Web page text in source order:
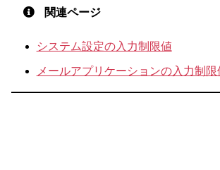
関連ページ
システム設定の入力制限値
メールアプリケーションの入力制限